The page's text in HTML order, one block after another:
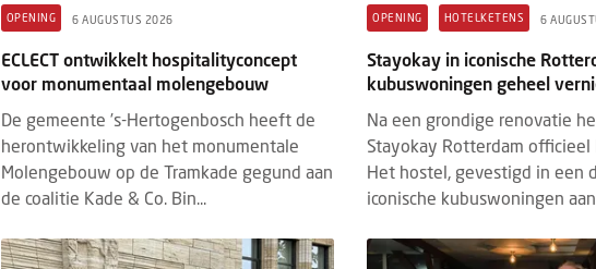
OPENING 6 AUGUSTUS 2026
ECLECT ontwikkelt hospitalityconcept
voor monumentaal molengebouw
De gemeente ’s-Hertogenbosch heeft de
herontwikkeling van het monumentale
Molengebouw op de Tramkade gegund aan
de coalitie Kade & Co. Bin...
OPENING HOTELKETENS 6
Stayokay in iconische
kubuswoningen geheel
Na een grondige renovatie
Stayokay Rotterdam officieel
Het hostel, gevestigd in een
iconische kubuswoningen aan
gericht was op het